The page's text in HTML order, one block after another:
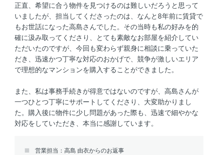
正直、希望に合う物件を見つけるのは難しいだろうと思って
いましたが、担当してくださったのは、なんと8年前に賃貸で
もお世話になった高島さんでした。その当時も私の好みを的
確に汲み取ってくださり、とても素敵なお部屋を紹介してい
ただいたのですが、今回も変わらず親身に相談に乗っていた
だき、迅速かつ丁寧な対応のおかげで、競争が激しいエリア
で理想的なマンションを購入することができました。
また、私は事務手続きが得意ではないのですが、高島さんが
一つひとつ丁寧にサポートしてくださり、大変助かりまし
た。購入後に物件に少し問題があった際も、迅速で細やかな
対応をしていただき、本当に感謝しています。
営業担当：高島 由衣からのお返事